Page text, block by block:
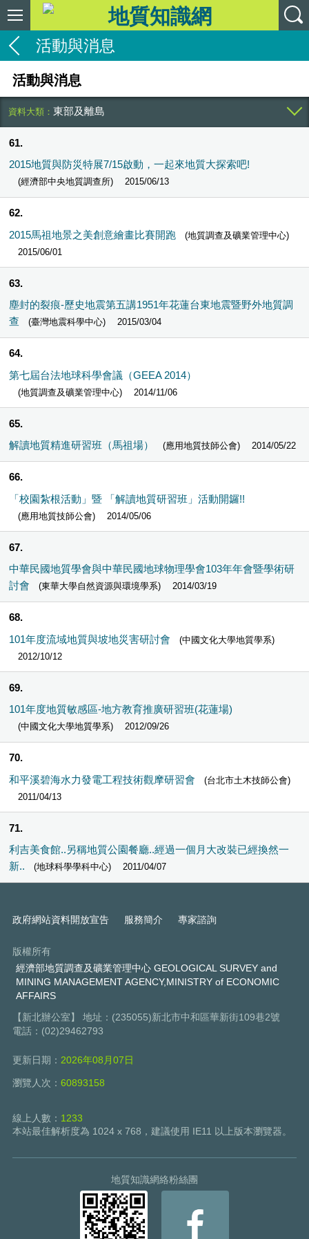
活動與消息
活動與消息
東部及離島
61
2015地質與防災特展7/15啟動，一起來地質大探索吧!
(經濟部中央地質調查所) 2015/06/13
62
2015馬祖地景之美創意繪畫比賽開跑
(地質調查及礦業管理中心)
2015/06/01
63
塵封的裂痕-歷史地震第五講1951年花蓮台東地震暨野外地質調
查
(臺灣地震科學中心) 2015/03/04
64
第七屆台法地球科學會議（GEEA 2014）
(地質調查及礦業管理中心) 2014/11/06
65
解讀地質精進研習班（馬祖場）
(應用地質技師公會) 2014/05/22
66
「校園紮根活動」暨 「解讀地質研習班」活動開鑼!!
(應用地質技師公會) 2014/05/06
67
中華民國地質學會與中華民國地球物理學會103年年會暨學術研
討會
(東華大學自然資源與環境學系) 2014/03/19
68
101年度流域地質與坡地災害研討會
(中國文化大學地質學系)
2012/10/12
69
101年度地質敏感區-地方教育推廣研習班(花蓮場)
(中國文化大學地質學系) 2012/09/26
70
和平溪碧海水力發電工程技術觀摩研習會
(台北市土木技師公會)
2011/04/13
71
利吉美食館..另稱地質公園餐廳..經過一個月大改裝已經換然一
新..
(地球科學學科中心) 2011/04/07
政府網站資料開放宣告 服務簡介 專家諮詢
版權所有
經濟部地質調查及礦業管理中心 GEOLOGICAL SURVEY and
MINING MANAGEMENT AGENCY,MINISTRY of ECONOMIC
AFFAIRS
【新北辦公室】 地址：(235055)新北市中和區華新街109巷2號
電話：(02)29462793
更新日期： 2026年08月07日
瀏覽人次： 60893158
線上人數： 1233
本站最佳解析度為 1024 x 768，建議使用 IE11 以上版本瀏覽器。
地質知識網絡粉絲團